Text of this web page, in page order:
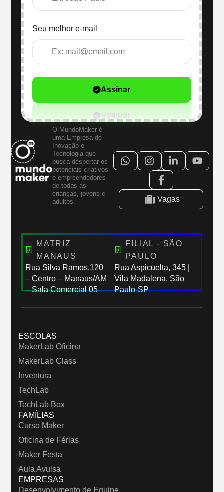
Seu melhor e-mail
Assinar
O MundoMaker é
uma Empresa de
Inovação e
Tecnologia que
busca despertar os
potenciais criativos
e empreendedores
de todas as
crianças, jovens e
adultos.
Vagas
MATRIZ
MANAUS
Rua Silva Ramos,120
– Centro – Manaus/AM
– Sala Comercial 05
FILIAL - SÃO
PAULO
Rua Aspicuelta, 345 |
Vila Madalena, São
Paulo-SP
ESCOLAS
MakerLab Oficina
MakerLab Class
Inventura
TechLab
TechLab Box
FAMÍLIAS
Curso Maker
Oficina de Férias
Maker Festa
Aula Avulsa
EMPRESAS
Desenvolvimento de Equipe